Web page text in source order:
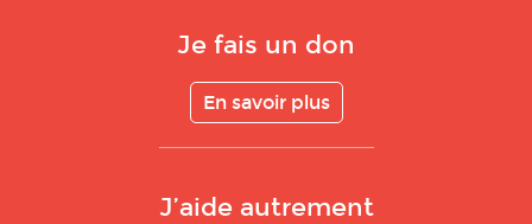
Je fais un don
En savoir plus
J’aide autrement